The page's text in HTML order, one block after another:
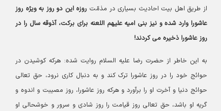
از طریق اهل بیت احادیث بسیاری در مذمّتروزه این دو روز به ویژه روز
عاشورا وارد شده و نیز بنی امیه علیهم اللعنه برای برکت، آذوقه سال را در
روز عاشورا ذخیره می کردند!
به این خاطر از حضرت رضا علیه السلام روایت شده: هرکه کوشیدن در
حوائج خود را در روز عاشورا ترک کند و به دنبال کاری نرود، حق تعالی
حوائج دنیا و آخرت او را برآورد و هرکه روز عاشورا، روز مصیبت و اندوه و
گریه او باشد، حق تعالی روز قیامت را روز شادی و سرور و خوشحالی او